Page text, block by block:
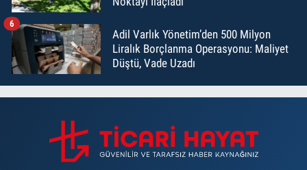
Adil Varlık Yönetim’den 500 Milyon
Liralık Borçlanma Operasyonu: Maliyet
Düştü, Vade Uzadı
6